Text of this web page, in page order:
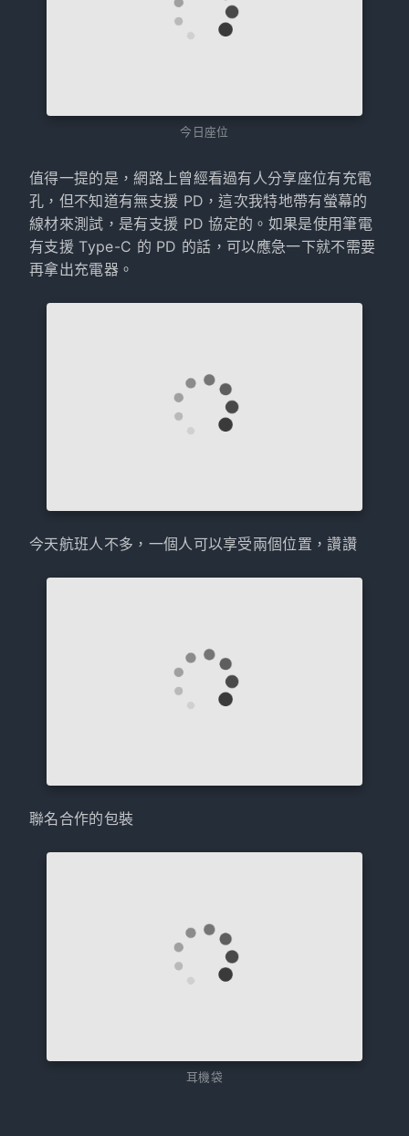
今日座位
值得一提的是，網路上曾經看過有人分享座位有充電
孔，但不知道有無支援 PD，這次我特地帶有螢幕的
線材來測試，是有支援 PD 協定的。如果是使用筆電
有支援 Type-C 的 PD 的話，可以應急一下就不需要
再拿出充電器。
今天航班人不多，一個人可以享受兩個位置，讚讚
聯名合作的包裝
耳機袋